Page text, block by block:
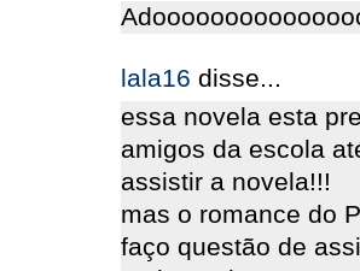
lala16 disse...
essa novela esta
amigos da escola
assistir a novela!!!
mas o romance do
faço questão de